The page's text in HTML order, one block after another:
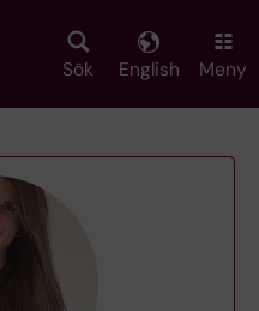
Sök English Meny